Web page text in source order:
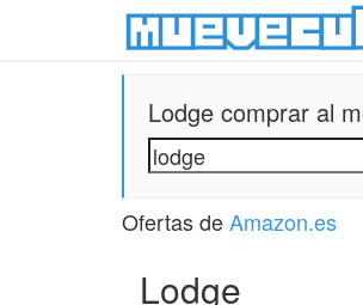
Lodge comprar al
Ofertas deAmazon.es
Lodge